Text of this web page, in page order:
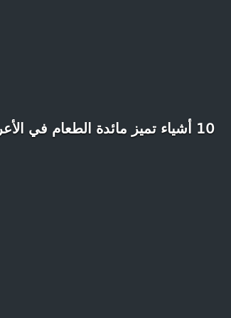
10 أشياء تميز مائدة الطعام في الأعراس المغربية